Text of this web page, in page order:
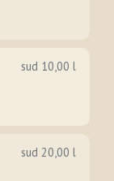
sud 10,00 l
sud 20,00 l